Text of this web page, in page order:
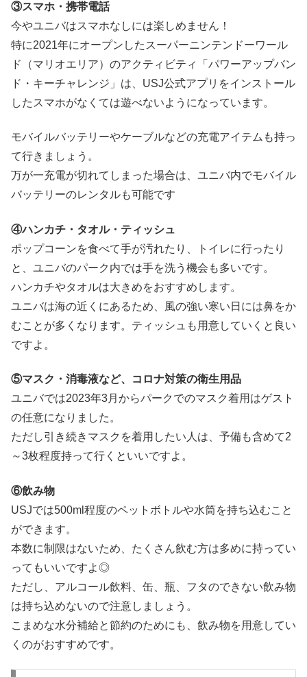
③スマホ・携帯電話
今やユニバはスマホなしには楽しめません！
特に2021年にオープンしたスーパーニンテンドーワール
ド（マリオエリア）のアクティビティ「パワーアップバン
ド・キーチャレンジ」は、USJ公式アプリをインストール
したスマホがなくては遊べないようになっています。
モバイルバッテリーやケーブルなどの充電アイテムも持っ
て行きましょう。
万が一充電が切れてしまった場合は、ユニバ内でモバイル
バッテリーのレンタルも可能です
④ハンカチ・タオル・ティッシュ
ポップコーンを食べて手が汚れたり、トイレに行ったり
と、ユニバのパーク内では手を洗う機会も多いです。
ハンカチやタオルは大きめをおすすめします。
ユニバは海の近くにあるため、風の強い寒い日には鼻をか
むことが多くなります。ティッシュも用意していくと良い
ですよ。
⑤マスク・消毒液など、コロナ対策の衛生用品
ユニバでは2023年3月からパークでのマスク着用はゲスト
の任意になりました。
ただし引き続きマスクを着用したい人は、予備も含めて2
～3枚程度持って行くといいですよ。
⑥飲み物
USJでは500ml程度のペットボトルや水筒を持ち込むこと
ができます。
本数に制限はないため、たくさん飲む方は多めに持ってい
ってもいいですよ◎
ただし、アルコール飲料、缶、瓶、フタのできない飲み物
は持ち込めないので注意しましょう。
こまめな水分補給と節約のためにも、飲み物を用意してい
くのがおすすめです。